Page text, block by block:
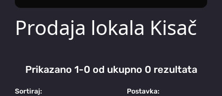
Prodaja lokala Kisač
Prikazano 1-0 od ukupno 0 rezultata
Postavka:
Sortiraj: